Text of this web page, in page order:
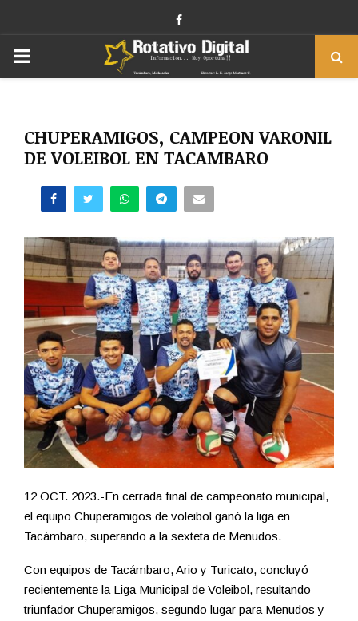
Facebook
PRIMARY
CHUPERAMIGOS, CAMPEON VARONIL
DE VOLEIBOL EN TACAMBARO
12 OCT. 2023.-En cerrada final de campeonato municipal,
el equipo Chuperamigos de voleibol ganó la liga en
Tacámbaro, superando a la sexteta de Menudos.
Con equipos de Tacámbaro, Ario y Turicato, concluyó
recientemente la Liga Municipal de Voleibol, resultando
triunfador Chuperamigos, segundo lugar para Menudos y